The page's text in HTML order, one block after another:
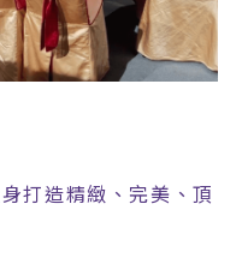
打造精緻、完美、頂